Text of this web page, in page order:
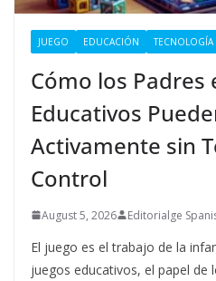
JUEGO EDUCACIÓN TECNOLOGÍA
Cómo los Padres
Educativos
Activamente sin
Control
August 5, 2026 Editorialge
El juego es el trabajo de la
juegos educativos, el papel de